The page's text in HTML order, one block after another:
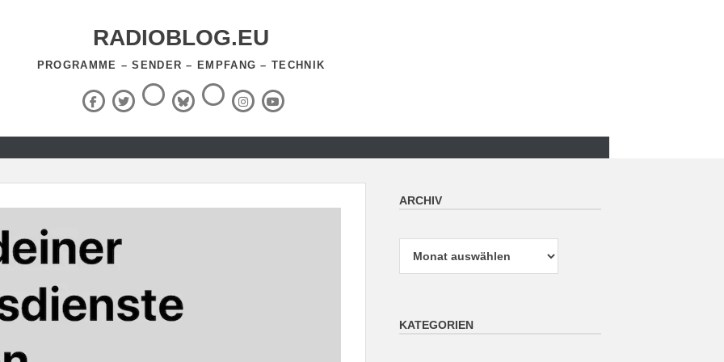
RADIOBLOG.EU
PROGRAMME – SENDER – EMPFANG – TECHNIK
Facebook
X
(Twitter)
ThreadsBlueSky
RSS-
Feed InstagramYouTube
ARCHIV
KATEGORIEN